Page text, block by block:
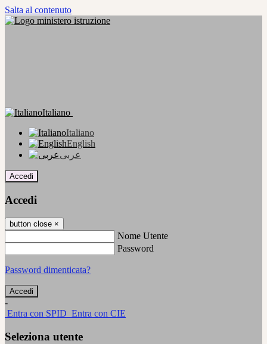
Salta al contenuto
Italiano
Italiano
English
عربى
Accedi
Accedi
button close ×
Nome Utente
Password
Password dimenticata?
-
Entra con SPID Entra con CIE
Seleziona utente